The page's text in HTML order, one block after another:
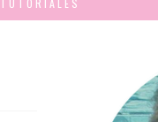
TUTORIALES